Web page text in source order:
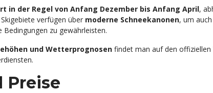
in der Regel von Anfang Dezember bis Anfang April,
verfügen über moderne Schneekanonen, um
zu gewährleisten.
und Wetterprognosenfindet man auf den offiziellen
Preise